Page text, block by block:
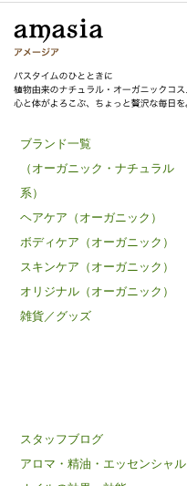
ブランド一覧
（オーガニック・ナチュラル
系）
ヘアケア（オーガニック）
ボディケア（オーガニック）
スキンケア（オーガニック）
オリジナル（オーガニック）
雑貨／グッズ
スタッフブログ
アロマ・精油・エッセンシャル